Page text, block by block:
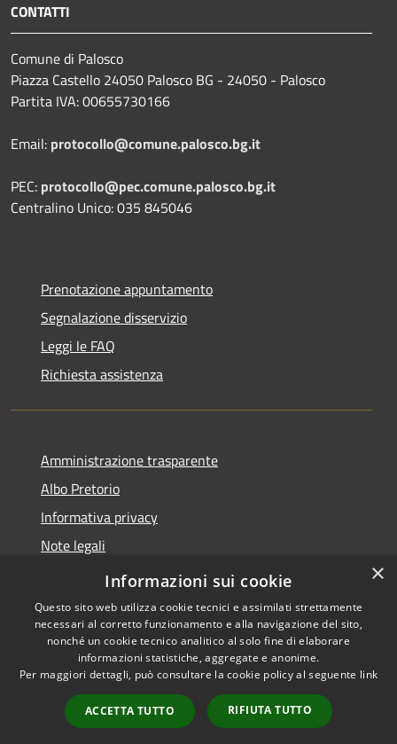
CONTATTI
Comune di Palosco
Piazza Castello 24050 Palosco BG - 24050 - Palosco
Partita IVA: 00655730166
Email: protocollo@comune.palosco.bg.it
PEC: protocollo@pec.comune.palosco.bg.it
Centralino Unico: 035 845046
Prenotazione appuntamento
Segnalazione disservizio
Leggi le FAQ
Richiesta assistenza
Amministrazione trasparente
Albo Pretorio
Informativa privacy
Note legali
Dichiarazione di accessibilità
Accessibilità
Copyright © 2026 • Comune di
Palosco • Powered by
Municipium•
Accesso
redazione
×
Informazioni sui cookie
Questo sito web utilizza cookie tecnici e assimilati strettamente
necessari al corretto funzionamento e alla navigazione del sito,
nonché un cookie tecnico analitico al solo fine di elaborare
informazioni statistiche, aggregate e anonime.
Per maggiori dettagli, può consultare la cookie policy al seguente link
ACCETTA TUTTO RIFIUTA TUTTO